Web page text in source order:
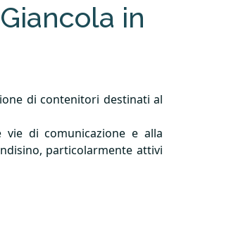
in
di contenitori destinati al
vie di comunicazione e alla
particolarmente attivi